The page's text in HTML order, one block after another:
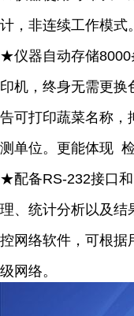
计，非连续工作模式
★仪器自动存储8000
印机，终身无需更换
告可打印蔬菜名称，
测单位。更能体现
★配备RS-232接口和
理、统计分析以及结
控网络软件，可根据
级网络。